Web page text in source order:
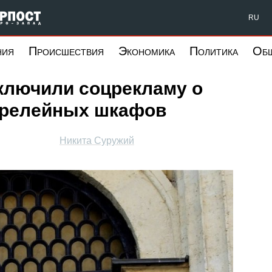
Форпост Северо-Запад RU
Происшествия Экономика Политика
соцрекламу о
релейных шкафов
Никита Суружий